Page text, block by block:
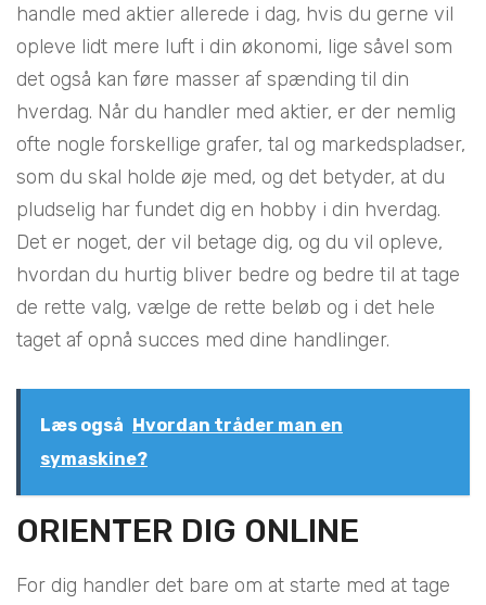
handle med aktier allerede i dag, hvis du gerne vil
opleve lidt mere luft i din økonomi, lige såvel som
det også kan føre masser af spænding til din
hverdag. Når du handler med aktier, er der nemlig
ofte nogle forskellige grafer, tal og markedspladser,
som du skal holde øje med, og det betyder, at du
pludselig har fundet dig en hobby i din hverdag.
Det er noget, der vil betage dig, og du vil opleve,
hvordan du hurtig bliver bedre og bedre til at tage
de rette valg, vælge de rette beløb og i det hele
taget af opnå succes med dine handlinger.
Læs også Hvordan tråder man en
symaskine?
ORIENTER DIG ONLINE
For dig handler det bare om at starte med at tage